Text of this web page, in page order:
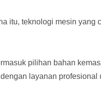
itu, teknologi mesin yang
pilihan bahan
layanan profesional